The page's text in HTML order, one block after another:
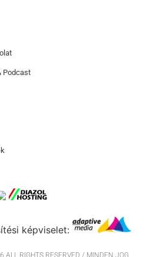
Podcast
képviselet: